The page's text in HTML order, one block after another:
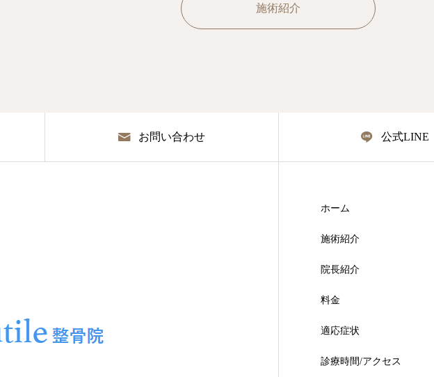
施術紹介
お問い合わせ 公式LINE
ホーム
施術紹介
院長紹介
料金
適応症状
診療時間/アクセス